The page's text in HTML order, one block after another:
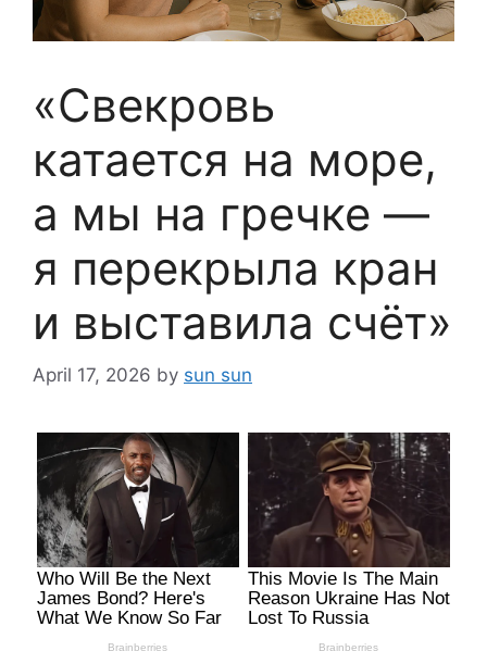
«Свекровь
катается на море,
а мы на гречке —
я перекрыла кран
и выставила счёт»
April 17, 2026 by sun sun